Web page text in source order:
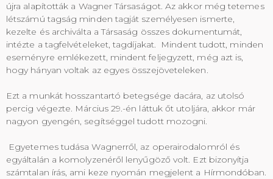
újra alapították a Wagner Társaságot. Az akkor még tetemes
létszámú tagság minden tagját személyesen ismerte,
kezelte és archiválta a Társaság összes dokumentumát,
intézte a tagfelvételeket, tagdíjakat. Mindent tudott, minden
eseményre emlékezett, mindent feljegyzett, még azt is,
hogy hányan voltak az egyes összejöveteleken.
Ezt a munkát hosszantartó betegsége dacára, az utolsó
percig végezte. Március 29.-én láttuk őt utoljára, akkor már
nagyon gyengén, segítséggel tudott mozogni.
Egyetemes tudása Wagnerről, az operairodalomról és
egyáltalán a komolyzenéről lenyűgöző volt. Ezt bizonyítja
számtalan írás, ami keze nyomán megjelent a Hírmondóban.